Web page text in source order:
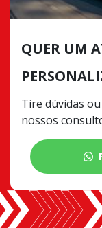
QUER UM
Tire dúvidas
nossos